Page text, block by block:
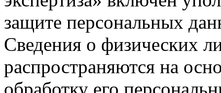
защите персональных
Сведения о физических
распространяются на